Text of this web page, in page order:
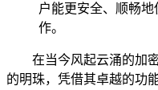
户能更安全、顺畅
作。
在当今风起云涌的加
的明珠，凭借其卓越的功